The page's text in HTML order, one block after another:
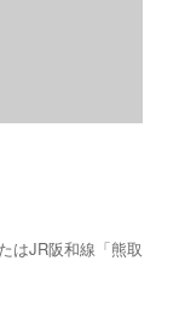
はJR阪和線「熊取